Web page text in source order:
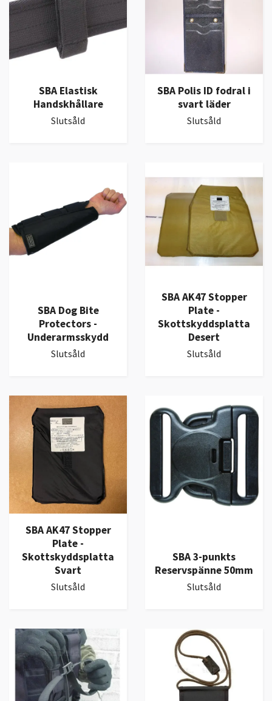
SBA Elastisk
Handskhållare
Slutsåld
SBA Polis ID fodral i
svart läder
Slutsåld
SBA Dog Bite
Protectors -
Underarmsskydd
Slutsåld
SBA AK47 Stopper
Plate -
Skottskyddsplatta
Desert
Slutsåld
SBA AK47 Stopper
Plate -
Skottskyddsplatta
Svart
Slutsåld
SBA 3-punkts
Reservspänne 50mm
Slutsåld